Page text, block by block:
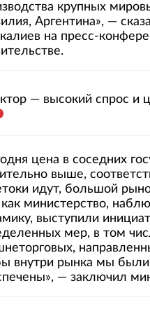
крупных
Аргентина», —
на пресс-
— высокий спрос и
цена в соседних
выше,
идут, большой
министерство,
выступили
мер, в том
внутри рынка мы были
— заключил